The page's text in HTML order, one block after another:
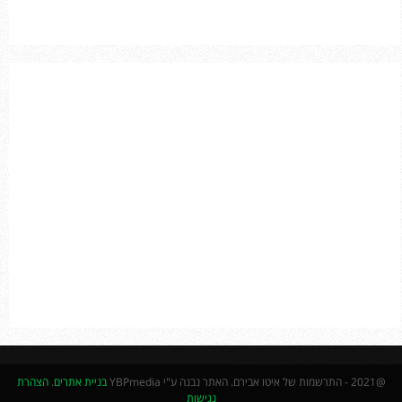
@2021 - התרשמות של איטו אבירם. האתר נבנה ע"י YBPmedia בניית אתרים.הצהרת
נגישות